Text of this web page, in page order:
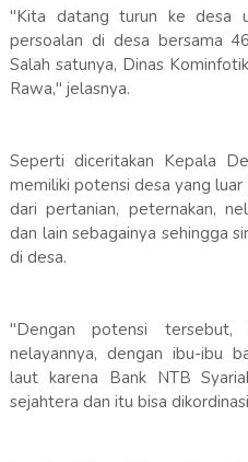
"Kita datang turun ke desa
persoalan di desa bersama
Salah satunya, Dinas
Rawa," jelasnya.
Seperti diceritakan Kepala
memiliki potensi desa yang
dari pertanian, peternakan,
dan lain sebagainya sehingga
di desa.
"Dengan potensi
nelayannya, dengan ibu-ibu
laut karena Bank NTB
sejahtera dan itu bisa